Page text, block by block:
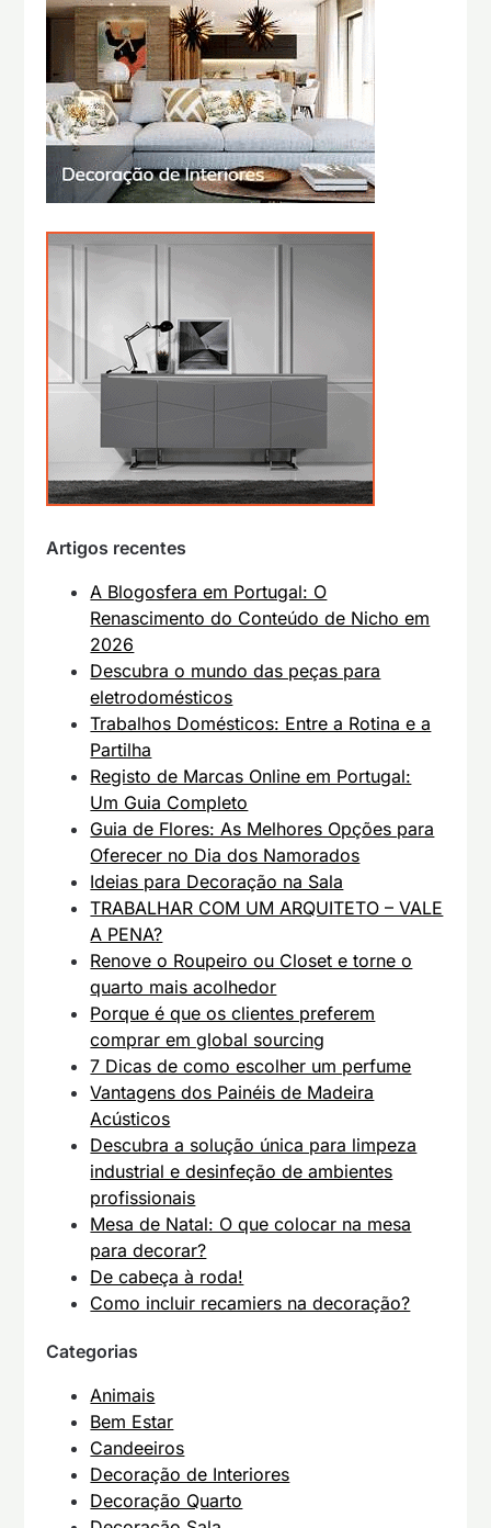
Artigos recentes
A Blogosfera em Portugal: O
Renascimento do Conteúdo de Nicho em
2026
Descubra o mundo das peças para
eletrodomésticos
Trabalhos Domésticos: Entre a Rotina e a
Partilha
Registo de Marcas Online em Portugal:
Um Guia Completo
Guia de Flores: As Melhores Opções para
Oferecer no Dia dos Namorados
Ideias para Decoração na Sala
TRABALHAR COM UM ARQUITETO – VALE
A PENA?
Renove o Roupeiro ou Closet e torne o
quarto mais acolhedor
Porque é que os clientes preferem
comprar em global sourcing
7 Dicas de como escolher um perfume
Vantagens dos Painéis de Madeira
Acústicos
Descubra a solução única para limpeza
industrial e desinfeção de ambientes
profissionais
Mesa de Natal: O que colocar na mesa
para decorar?
De cabeça à roda!
Como incluir recamiers na decoração?
Categorias
Animais
Bem Estar
Candeeiros
Decoração de Interiores
Decoração Quarto